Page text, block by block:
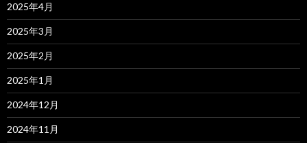
2025年4月
2025年3月
2025年2月
2025年1月
2024年12月
2024年11月